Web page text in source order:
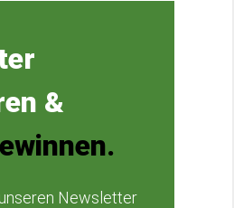
&
Newsletter